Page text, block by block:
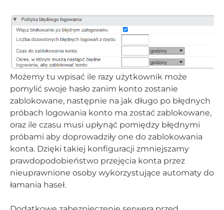
Możemy tu wpisać ile razy użytkownik może
pomylić swoje hasło zanim konto zostanie
zablokowane, następnie na jak długo po błędnych
próbach logowania konto ma zostać zablokowane,
oraz ile czasu musi upłynąć pomiędzy błędnymi
próbami aby doprowadziły one do zablokowania
konta. Dzięki takiej konfiguracji zmniejszamy
prawdopodobieństwo przejęcia konta przez
nieuprawnione osoby wykorzystujące automaty do
łamania haseł.